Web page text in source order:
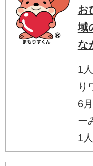
お
域
な
1
り
6
ー
1